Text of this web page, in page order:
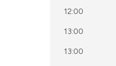
12:00
13:00
13:00